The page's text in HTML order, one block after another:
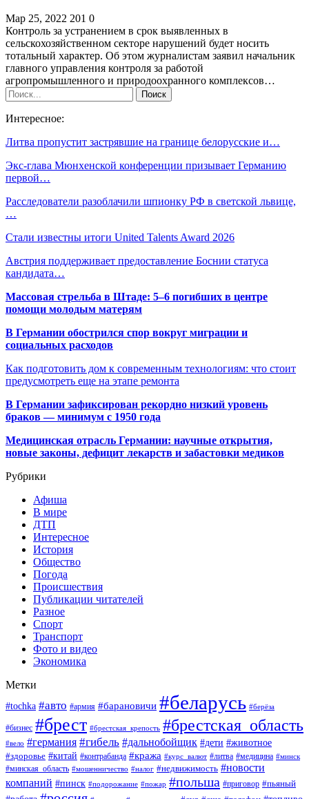
Мар 25, 2022 201 0
Контроль за устранением в срок выявленных в
сельскохозяйственном секторе нарушений будет носить
тотальный характер. Об этом журналистам заявил начальник
главного управления контроля за работой
агропромышленного и природоохранного комплексов…
Интересное:
Литва пропустит застрявшие на границе белорусские и…
Экс-глава Мюнхенской конференции призывает Германию
первой…
Расследователи разоблачили шпионку РФ в светской львице,
…
Стали известны итоги United Talents Award 2026
Австрия поддерживает предоставление Боснии статуса
кандидата…
Массовая стрельба в Штаде: 5–6 погибших в центре
помощи молодым матерям
В Германии обострился спор вокруг миграции и
социальных расходов
Как подготовить дом к современным технологиям: что стоит
предусмотреть еще на этапе ремонта
В Германии зафиксирован рекордно низкий уровень
браков — минимум с 1950 года
Медицинская отрасль Германии: научные открытия,
новые законы, дефицит лекарств и забастовки медиков
Рубрики
Афиша
В мире
ДТП
Интересное
История
Общество
Погода
Происшествия
Публикации читателей
Разное
Спорт
Транспорт
Фото и видео
Экономика
Метки
#tochka #авто #армия #барановичи #беларусь #берёза
#бизнес #брест #брестская_крепость #брестская_область
#вело #германия #гибель #дальнобойщик #дети #животное
#здоровье #китай #контрабанда #кража #курс_валют #литва #медицина #минск
#минская_область #мошенничество #налог #недвижимость #новости
компаний #пинск #подорожание #пожар #польша #приговор #пьяный